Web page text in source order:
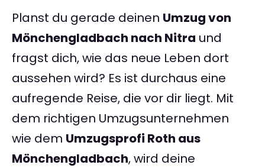
Planst du gerade deinen Umzug von
Mönchengladbach nach Nitra und
fragst dich, wie das neue Leben dort
aussehen wird? Es ist durchaus eine
aufregende Reise, die vor dir liegt. Mit
dem richtigen Umzugsunternehmen
wie dem Umzugsprofi Roth aus
Mönchengladbach, wird deine